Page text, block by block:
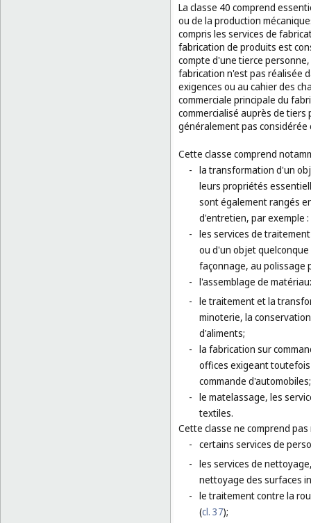
La classe 40 comprend
ou de la production
compris les services de
fabrication de produits est
compte d'une tierce
fabrication n'est pas réalisée
exigences ou au cahier des
commerciale principale du
commercialisé auprès de
généralement pas considérée
Cette classe comprend
- la transformation d'un
leurs propriétés
sont également rangés
d'entretien, par exemple
- les services de
ou d'un objet
façonnage, au polissage
- l'assemblage de
- le traitement et la
minoterie, la
d'aliments;
- la fabrication sur
offices exigeant
commande d'automobiles;
- le matelassage, les
textiles.
Cette classe ne comprend
- certains services de
- les services de
nettoyage des surfaces
- le traitement contre la
(cl. 37);